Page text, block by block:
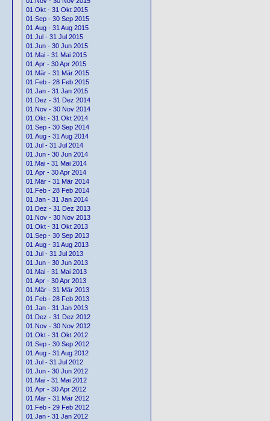
01.Okt - 31 Okt 2015
01.Sep - 30 Sep 2015
01.Aug - 31 Aug 2015
01.Jul - 31 Jul 2015
01.Jun - 30 Jun 2015
01.Mai - 31 Mai 2015
01.Apr - 30 Apr 2015
01.Mär - 31 Mär 2015
01.Feb - 28 Feb 2015
01.Jan - 31 Jan 2015
01.Dez - 31 Dez 2014
01.Nov - 30 Nov 2014
01.Okt - 31 Okt 2014
01.Sep - 30 Sep 2014
01.Aug - 31 Aug 2014
01.Jul - 31 Jul 2014
01.Jun - 30 Jun 2014
01.Mai - 31 Mai 2014
01.Apr - 30 Apr 2014
01.Mär - 31 Mär 2014
01.Feb - 28 Feb 2014
01.Jan - 31 Jan 2014
01.Dez - 31 Dez 2013
01.Nov - 30 Nov 2013
01.Okt - 31 Okt 2013
01.Sep - 30 Sep 2013
01.Aug - 31 Aug 2013
01.Jul - 31 Jul 2013
01.Jun - 30 Jun 2013
01.Mai - 31 Mai 2013
01.Apr - 30 Apr 2013
01.Mär - 31 Mär 2013
01.Feb - 28 Feb 2013
01.Jan - 31 Jan 2013
01.Dez - 31 Dez 2012
01.Nov - 30 Nov 2012
01.Okt - 31 Okt 2012
01.Sep - 30 Sep 2012
01.Aug - 31 Aug 2012
01.Jul - 31 Jul 2012
01.Jun - 30 Jun 2012
01.Mai - 31 Mai 2012
01.Apr - 30 Apr 2012
01.Mär - 31 Mär 2012
01.Feb - 29 Feb 2012
01.Jan - 31 Jan 2012